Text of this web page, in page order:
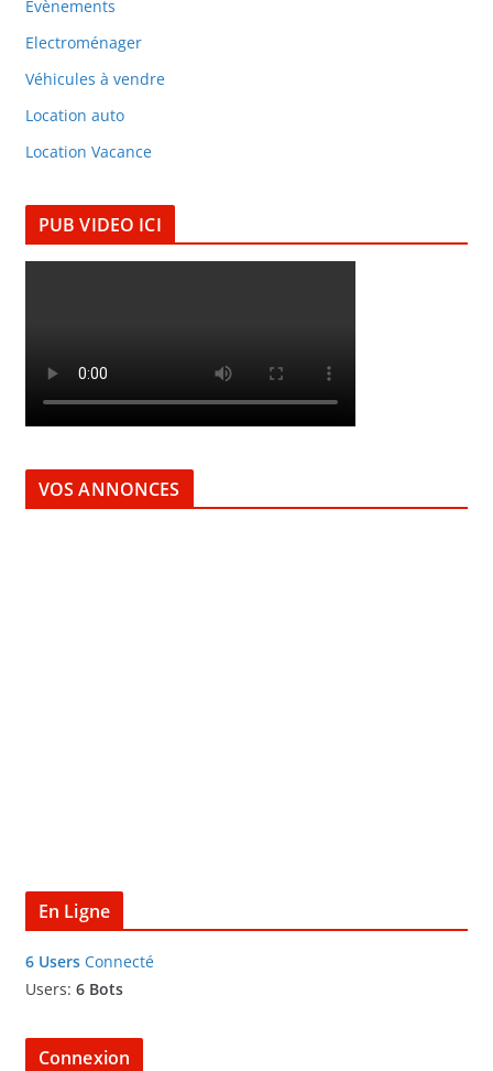
Evènements
Electroménager
Véhicules à vendre
Location auto
Location Vacance
PUB VIDEO ICI
VOS ANNONCES
En Ligne
6 UsersConnecté
Users: 6 Bots
Connexion